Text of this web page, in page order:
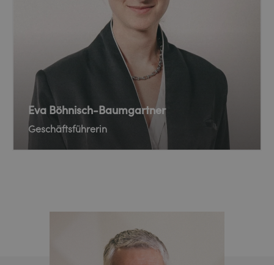
Eva Böhnisch-Baumgartner
Geschäftsführerin